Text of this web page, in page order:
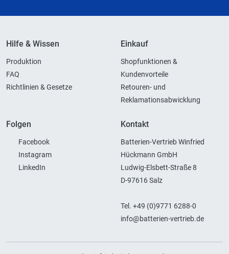
Hilfe & Wissen
Produktion
FAQ
Richtlinien & Gesetze
Einkauf
Shopfunktionen &
Kundenvorteile
Retouren- und
Reklamationsabwicklung
Folgen
Facebook
Instagram
LinkedIn
Kontakt
Batterien-Vertrieb Winfried
Hückmann GmbH
Ludwig-Elsbett-Straße 8
D-97616 Salz
Tel. +49 (0)9771 6288-0
info@batterien-vertrieb.de